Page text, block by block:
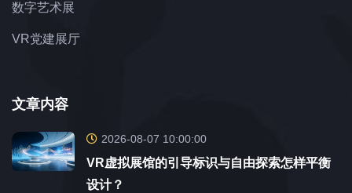
数字艺术展
VR党建展厅
文章内容
2026-08-07 10:00:00
VR虚拟展馆的引导标识与自由探索怎样平衡
设计？